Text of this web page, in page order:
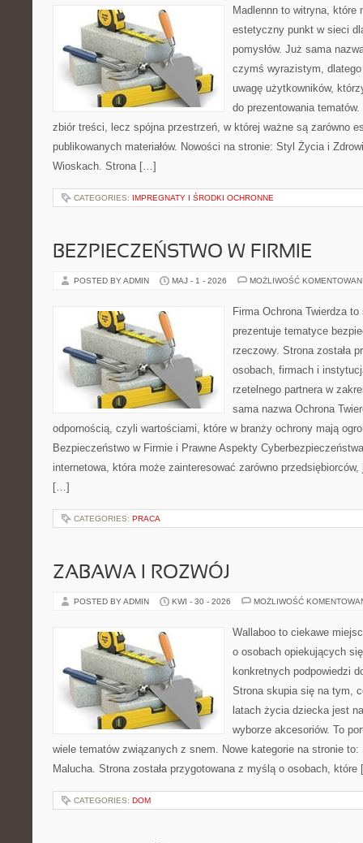
Madlennn to witryna, które
estetyczny punkt w sieci
pomysłów. Już sama
czymś wyrazistym,
uwagę użytkowników,
do prezentowania
zbiór treści, lecz spójna przestrzeń, w której ważne są zarówno
publikowanych materiałów. Nowości na stronie: Styl Życia i
Wioskach. Strona […]
CATEGORIES: IMPREGNATY I ŚRODKI OCHRONNE
BEZPIECZEŃSTWO W FIRMIE
POSTED BY ADMIN MAJ - 1 - 2026 MOŻLIWOŚĆ
Firma Ochrona Twierdza
prezentuje tematyce
rzeczowy. Strona została
osobach, firmach i
rzetelnego partnera w
sama nazwa Ochrona
odpornością, czyli wartościami, które w branży ochrony mają
Bezpieczeństwo w Firmie i Prawne Aspekty
internetowa, która może zainteresować zarówno
[…]
CATEGORIES: PRACA
ZABAWA I ROZWÓJ
POSTED BY ADMIN KWI - 30 - 2026 MOŻLIWOŚĆ
Wallaboo to ciekawe
o osobach opiekujących
konkretnych podpowiedzi
Strona skupia się na tym,
latach życia dziecka jest
wyborze akcesoriów. To
wiele tematów związanych z snem. Nowe kategorie na stronie
Malucha. Strona została przygotowana z myślą o osobach,
CATEGORIES: DOM